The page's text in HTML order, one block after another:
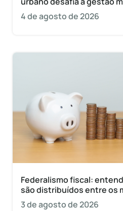
4 de agosto de 2026
Federalismo fiscal:
são distribuídos entre os
3 de agosto de 2026